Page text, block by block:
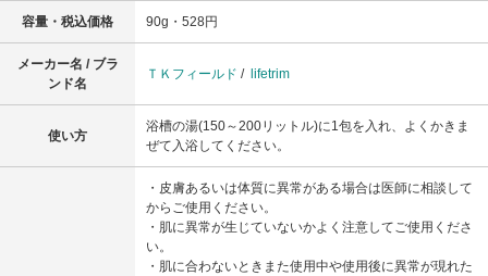
容量・税込価格 90g・528円
メーカー名 / ブラ
ンド名
ＴＫフィールド / lifetrim
使い方
浴槽の湯(150～200リットル)に1包を入れ、よくかきま
ぜて入浴してください。
・皮膚あるいは体質に異常がある場合は医師に相談して
からご使用ください。
・肌に異常が生じていないかよく注意してご使用くださ
い。
・肌に合わないときまた使用中や使用後に異常が現れた